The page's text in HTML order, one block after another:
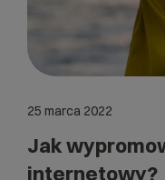
25 marca 2022
Jak
internetowy?